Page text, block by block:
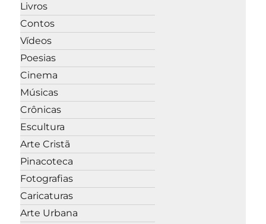
Livros
Contos
Vídeos
Poesias
Cinema
Músicas
Crônicas
Escultura
Arte Cristã
Pinacoteca
Fotografias
Caricaturas
Arte Urbana